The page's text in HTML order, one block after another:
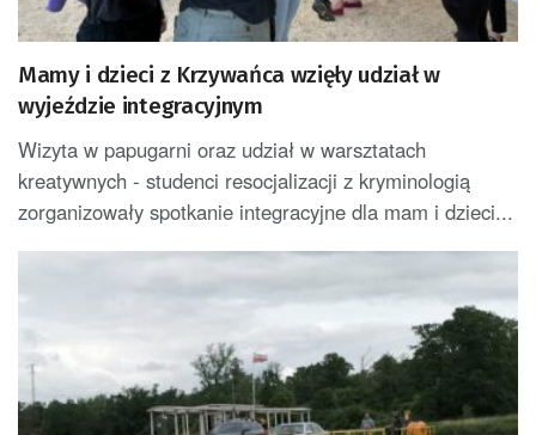
Mamy i dzieci z Krzywańca wzięły udział w
wyjeździe integracyjnym
Wizyta w papugarni oraz udział w warsztatach
kreatywnych - studenci resocjalizacji z kryminologią
zorganizowały spotkanie integracyjne dla mam i dzieci...